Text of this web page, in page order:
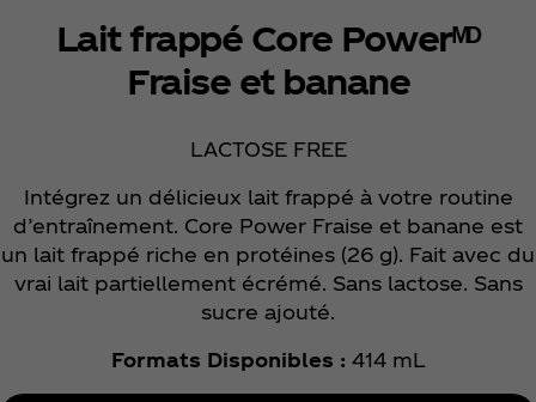
Lait frappé Core Powerᴹᴰ
Fraise et banane
LACTOSE FREE
Intégrez un délicieux lait frappé à votre routine
d’entraînement. Core Power Fraise et banane est
un lait frappé riche en protéines (26 g). Fait avec du
vrai lait partiellement écrémé. Sans lactose. Sans
sucre ajouté.
Formats Disponibles : 414 mL